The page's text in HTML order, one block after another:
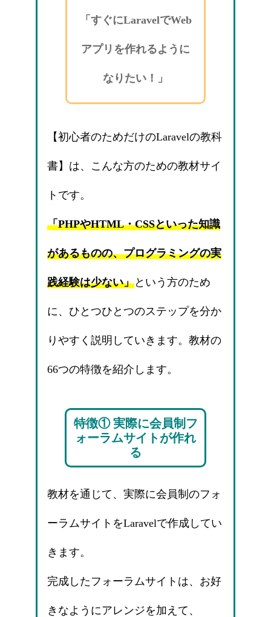
「すぐにLaravelでWeb
アプリを作れるように
なりたい！」
【初心者のためだけのLaravelの教科
書】は、こんな方のための教材サイ
トです。
「PHPやHTML・CSSといった知識
があるものの、プログラミングの実
践経験は少ない」という方のため
に、ひとつひとつのステップを分か
りやすく説明していきます。教材の
66つの特徴を紹介します。
特徴① 実際に会員制フ
ォーラムサイトが作れ
る
教材を通じて、実際に会員制のフォ
ーラムサイトをLaravelで作成してい
きます。
完成したフォーラムサイトは、お好
きなようにアレンジを加えて、